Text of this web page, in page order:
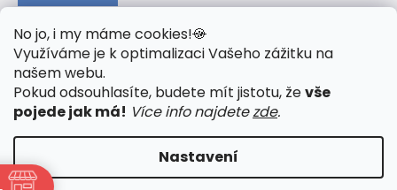
No jo, i my máme cookies!🍪
Využíváme je k optimalizaci Vašeho zážitku na
našem webu.
Pokud odsouhlasíte, budete mít jistotu, ževše
pojede jak má! Více info najdetezde.
Nastavení
🟢 TECHNOLOGIE
🟢 O ELEKTROKOLECH
🟢 NÁVODY KE STAŽENÍ